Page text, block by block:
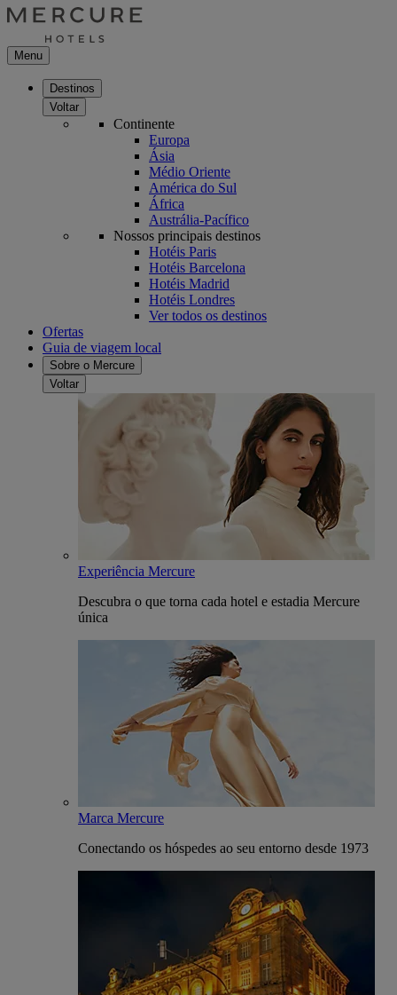
Menu
Destinos
Voltar
Continente
Europa
Ásia
Médio Oriente
América do Sul
África
Austrália-Pacífico
Nossos principais destinos
Hotéis Paris
Hotéis Barcelona
Hotéis Madrid
Hotéis Londres
Ver todos os destinos
Ofertas
Guia de viagem local
Sobre o Mercure
Voltar
Experiência Mercure
Descubra o que torna cada hotel e estadia Mercure
única
Marca Mercure
Conectando os hóspedes ao seu entorno desde 1973